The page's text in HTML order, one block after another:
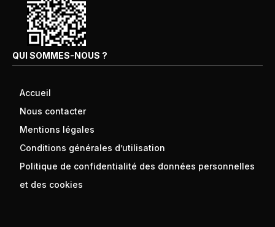
QUI SOMMES-NOUS ?
Accueil
Nous contacter
Mentions légales
Conditions générales d’utilisation
Politique de confidentialité des données personnelles
et des cookies